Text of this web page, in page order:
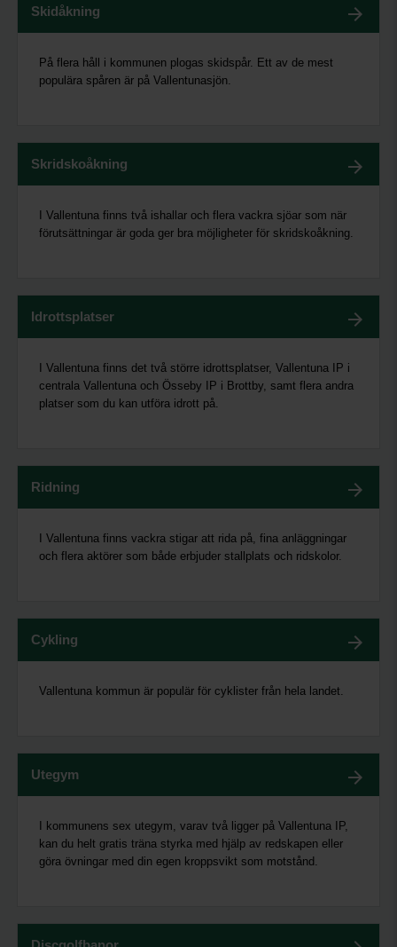
Skidåkning
På flera håll i kommunen plogas skidspår. Ett av de mest
populära spåren är på Vallentunasjön.
Skridskoåkning
I Vallentuna finns två ishallar och flera vackra sjöar som när
förutsättningar är goda ger bra möjligheter för skridskoåkning.
Idrottsplatser
I Vallentuna finns det två större idrottsplatser, Vallentuna IP i
centrala Vallentuna och Össeby IP i Brottby, samt flera andra
platser som du kan utföra idrott på.
Ridning
I Vallentuna finns vackra stigar att rida på, fina anläggningar
och flera aktörer som både erbjuder stallplats och ridskolor.
Cykling
Vallentuna kommun är populär för cyklister från hela landet.
Utegym
I kommunens sex utegym, varav två ligger på Vallentuna IP,
kan du helt gratis träna styrka med hjälp av redskapen eller
göra övningar med din egen kroppsvikt som motstånd.